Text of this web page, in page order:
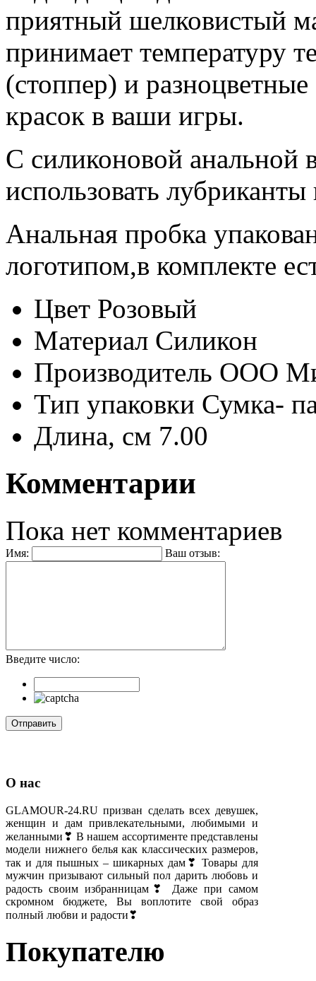
приятный шелковистый
принимает температуру
(стоппер) и
красок в ваши игры.
С силиконовой анальной
использовать
Анальная пробка
логотипом,в комплекте
Цвет Розовый
Материал Силикон
Производитель ООО
Тип упаковки Сумка-
Длина, см 7.00
Комментарии
Пока нет комментариев
Имя: Ваш отзыв:
Введите число:
О нас
GLAMOUR-24.RU призван сделать всех девушек,
женщин и дам привлекательными, любимыми и
желанными❣ В нашем ассортименте представлены
модели нижнего белья как классических размеров,
так и для пышных – шикарных дам❣ Товары для
мужчин призывают сильный пол дарить любовь и
радость своим избранницам❣ Даже при самом
скромном бюджете, Вы воплотите свой образ
полный любви и радости❣
Покупателю